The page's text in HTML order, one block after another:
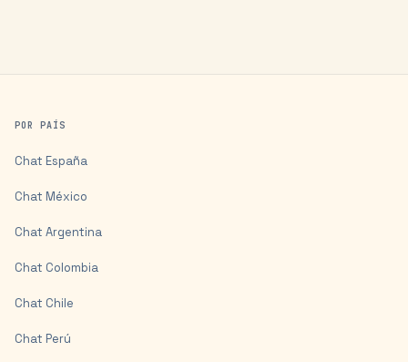
POR PAÍS
Chat España
Chat México
Chat Argentina
Chat Colombia
Chat Chile
Chat Perú